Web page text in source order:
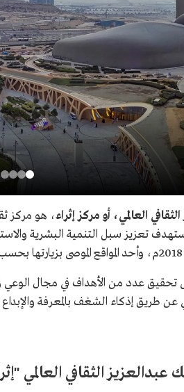
العالمي، أو مركز إثراء، هو مركز
تحقيق عدد من الأهداف في مجال الوعي
طريق إذكاء الشغف بالمعرفة
الثقافي العالمي